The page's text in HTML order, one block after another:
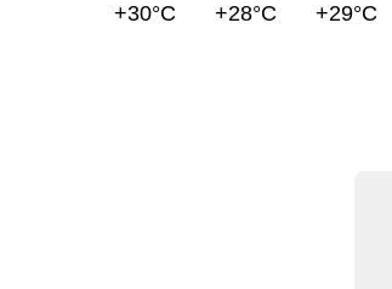
+30°C +28°C +29°C